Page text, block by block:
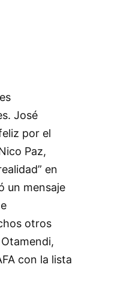
José
por el
Paz,
en
un mensaje
otros
con la lista